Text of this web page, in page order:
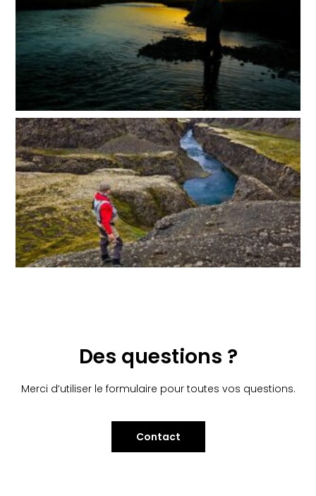
Des questions ?
Merci d’utiliser le formulaire pour toutes vos questions.
Contact